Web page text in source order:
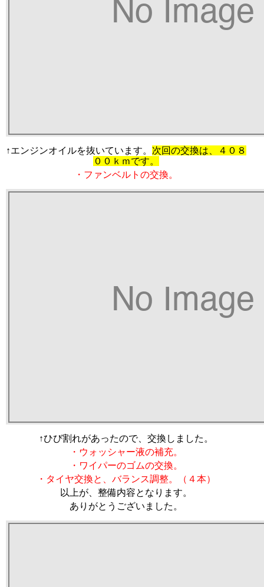
↑エンジンオイルを抜いています。 次回の交換は、４０８
００ｋｍです。
・ファンベルトの交換。
↑ひび割れがあったので、交換しました。
・ウォッシャー液の補充。
・ワイパーのゴムの交換。
・タイヤ交換と、バランス調整。（４本）
以上が、整備内容となります。
ありがとうございました。